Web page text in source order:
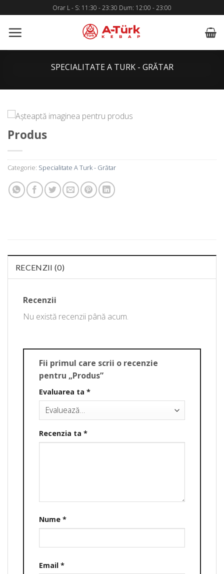
to
content
Orar L - S: 11:30 - 23:30 Dum: 12:00 - 23:00
SPECIALITATE A TURK - GRĂTAR
Produs
Categorie: Specialitate A Turk - Grătar
RECENZII (0)
Recenzii
Nu există recenzii până acum.
Fii primul care scrii o recenzie
pentru „Produs”
Evaluarea ta *
Recenzia ta *
Nume *
Email *